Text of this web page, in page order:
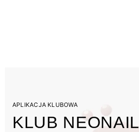
APLIKACJA KLUBOWA
KLUB NEONAIL